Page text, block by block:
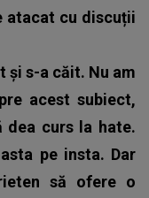
atacat cu discuții
și s-a căit. Nu am
acest subiect,
dea curs la hate.
pe insta. Dar
să ofere o